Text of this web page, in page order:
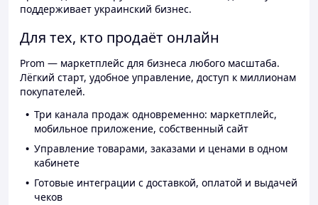
поддерживает украинский бизнес.
Для тех, кто продаёт онлайн
Prom — маркетплейс для бизнеса любого масштаба.
Лёгкий старт, удобное управление, доступ к миллионам
покупателей.
Три канала продаж одновременно: маркетплейс,
мобильное приложение, собственный сайт
Управление товарами, заказами и ценами в одном
кабинете
Готовые интеграции с доставкой, оплатой и выдачей
чеков